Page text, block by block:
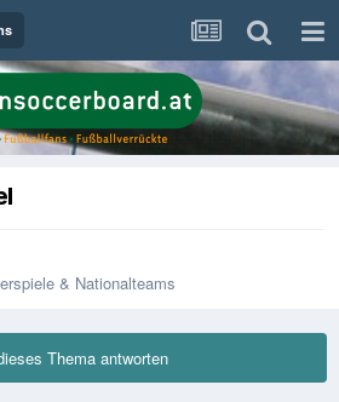
& Nationalteams
Thema antworten